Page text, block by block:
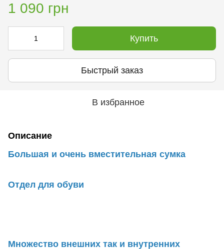
1 090 грн
Купить
Быстрый заказ
В избранное
Описание
Большая и очень вместительная сумка
Отдел для обуви
Множество внешних так и внутренних